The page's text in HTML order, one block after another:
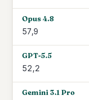
57,9
52,2